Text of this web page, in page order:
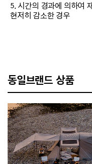
5. 시간의 경과에 의하여
현저히 감소한 경우
동일브랜드 상품